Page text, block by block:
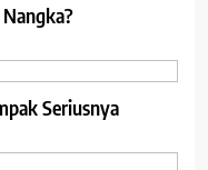
Seriusnya